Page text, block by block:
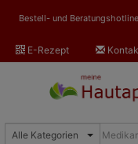
Bestell- und
E-Rezept